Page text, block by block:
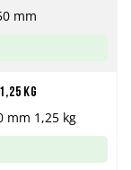
mm
kg
mm 1,25 kg